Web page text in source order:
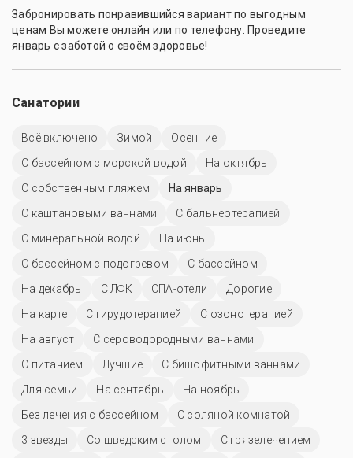
Забронировать понравившийся вариант по выгодным
ценам Вы можете онлайн или по телефону. Проведите
январь с заботой о своём здоровье!
Санатории
Всё включено Зимой
Осенние
С бассейном с морской водой
На октябрь
С собственным пляжем
На январь
С каштановыми ваннами
С бальнеотерапией
С минеральной водой
На июнь
С бассейном с подогревом
C бассейном
На декабрь
С ЛФК СПА-отели
Дорогие
На карте
С гирудотерапией
С озонотерапией
На август
С сероводородными ваннами
С питанием
Лучшие
С бишофитными ваннами
Для семьи
На сентябрь
На ноябрь
Без лечения с бассейном
С соляной комнатой
3 звезды
Со шведским столом
С грязелечением